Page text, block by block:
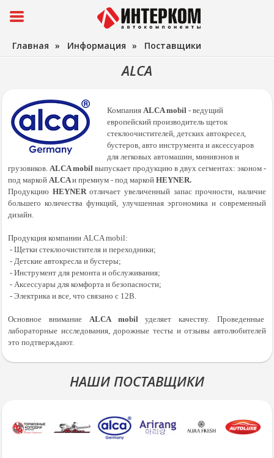
Главная » Информация » Поставщики
ALCA
Компания ALCAmobil - ведущий
европейский производитель щеток
стеклоочистителей, детских автокресел,
бустеров, авто инструмента и аксессуаров
для легковых автомашин, минивэнов и
грузовиков. ALCAmobil выпускает продукцию в двух сегментах: эконом -
под маркой ALCAи премиум - под маркой HEYNER.
Продукцию HEYNER отличает увеличенный запас прочности, наличие
большего количества функций, улучшенная эргономика и современный
дизайн.
Продукция компании ALCA mobil:
- Щетки стеклоочистителя и переходники;
- Детские автокресла и бустеры;
- Инструмент для ремонта и обслуживания;
- Аксессуары для комфорта и безопасности;
- Электрика и все, что связано с 12В.
Основное внимание ALCA mobil
уделяет качеству. Проведенные
лабораторные исследования, дорожные тесты и отзывы автолюбителей
это подтверждают.
НАШИ ПОСТАВЩИКИ